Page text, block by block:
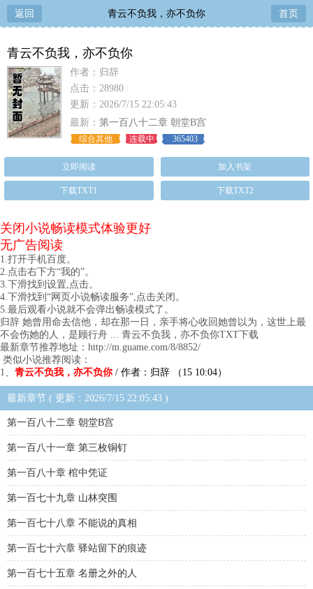
返回 青云不负我，亦不负你 首页
青云不负我，亦不负你
作者：归辞
点击：28980
更新：2026/7/15 22:05:43
最新： 第一百八十二章 朝堂B宫
综合其他 连载中 365403
立即阅读 加入书架
下载TXT1 下载TXT2
关闭小说畅读模式体验更好
无广告阅读
1.打开手机百度。
2.点击右下方“我的”。
3.下滑找到设置,点击。
4.下滑找到“网页小说畅读服务”,点击关闭。
5.最后观看小说就不会弹出畅读模式了。
归辞 她曾用命去信他，却在那一日，亲手将心收回她曾以为，这世上最
不会伤她的人，是顾行舟 ... 青云不负我，亦不负你TXT下载
最新章节推荐地址：http://m.guame.com/8/8852/
类似小说推荐阅读：
1、 青云不负我，亦不负你/ 作者：归辞 （15 10:04）
最新章节 ( 更新：2026/7/15 22:05:43 )
第一百八十二章 朝堂B宫
第一百八十一章 第三枚铜钉
第一百八十章 棺中凭证
第一百七十九章 山林突围
第一百七十八章 不能说的真相
第一百七十六章 驿站留下的痕迹
第一百七十五章 名册之外的人